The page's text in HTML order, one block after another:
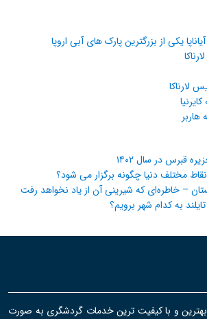
یکی از بزرگترین پارک های آبی اروپا
لارناکا
هاربر
قبرس در سال ۱۴۰۲
مختلف دنیا چگونه برگزار می شود؟
– خاطره‌ای که شیرینی آن از یاد نخواهد رفت
به کدام شهر برویم؟
بهترین و با کیفیت ترین خدمات گردشگری به صورت